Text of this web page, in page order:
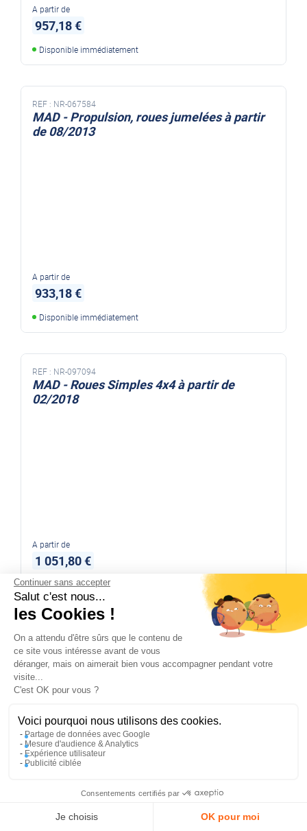
Continuer sans accepter
Salut c'est nous...
les Cookies !
On a attendu d'être sûrs que le contenu de
ce site vous intéresse avant de vous
déranger, mais on aimerait bien vous accompagner pendant votre
visite...
C'est OK pour vous ?
Voici pourquoi nous utilisons des cookies.
Partage de données avec Google
Mesure d'audience & Analytics
Expérience utilisateur
Publicité ciblée
Consentements certifiés par
Je choisis OK pour moi
Compte Panier
A partir de
957,18 €
Disponible immédiatement
REF : NR-067584
MAD - Propulsion, roues jumelées à partir
de 08/2013
A partir de
933,18 €
Disponible immédiatement
REF : NR-097094
MAD - Roues Simples 4x4 à partir de
02/2018
A partir de
1 051,80 €
Disponible immédiatement
REF :HV-138120
RESSORTS ARRIERES -
JUMPER/DUCATO/BOXER - 1 lame de
ressort - de 03/1994 à 06/2006
PROFITEZ DE -5 %
vous abonnant à notre newsletter !
J'en profite